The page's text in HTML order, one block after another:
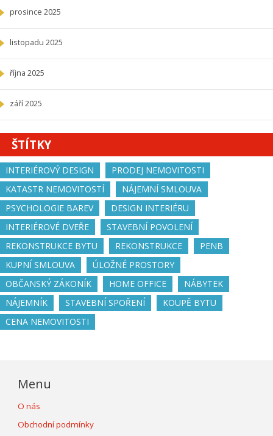
prosince 2025
listopadu 2025
října 2025
září 2025
ŠTÍTKY
INTERIÉROVÝ DESIGN
PRODEJ NEMOVITOSTI
KATASTR NEMOVITOSTÍ
NÁJEMNÍ SMLOUVA
PSYCHOLOGIE BAREV
DESIGN INTERIÉRU
INTERIÉROVÉ DVEŘE
STAVEBNÍ POVOLENÍ
REKONSTRUKCE BYTU
REKONSTRUKCE
PENB
KUPNÍ SMLOUVA
ÚLOŽNÉ PROSTORY
OBČANSKÝ ZÁKONÍK
HOME OFFICE
NÁBYTEK
NÁJEMNÍK
STAVEBNÍ SPOŘENÍ
KOUPĚ BYTU
CENA NEMOVITOSTI
Menu
O nás
Obchodní podmínky